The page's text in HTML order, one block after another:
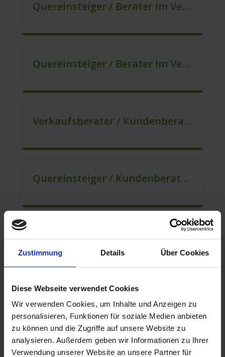
Zustimmung Details Über Cookies
Diese Webseite verwendet Cookies
Wir verwenden Cookies, um Inhalte und Anzeigen zu
personalisieren, Funktionen für soziale Medien anbieten
zu können und die Zugriffe auf unsere Website zu
analysieren. Außerdem geben wir Informationen zu Ihrer
Verwendung unserer Website an unsere Partner für
Quereinsteiger / Berater Im Vertrieb (m/w/d)
Quereinsteiger / Berater Im Vertrieb / Außendienst (m/w/d)
Verkaufsberater / Kundenberater (B2C) (m/w/d)
Quereinsteiger / Kundenberatung (B2C) (m/w/d)
Mitarbeiter Für Den Verkauf / Vertrieb (m/w/d)
Mitarbeiter Für Den Verkauf – Quereinstieg Möglich (m/w/d)